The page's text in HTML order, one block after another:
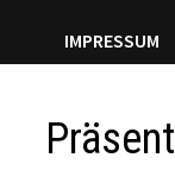
IMPRESSUM